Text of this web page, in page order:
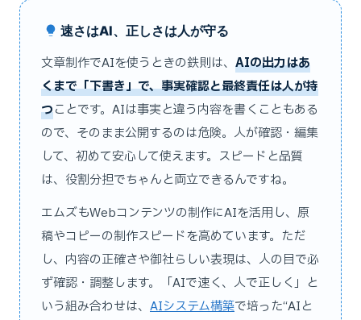
速さはAI、正しさは人が守る
文章制作でAIを使うときの鉄則は、 AIの出力はあ
くまで「下書き」で、事実確認と最終責任は人が持
つことです。AIは事実と違う内容を書くこともある
ので、そのまま公開するのは危険。人が確認・編集
して、初めて安心して使えます。スピードと品質
は、役割分担でちゃんと両立できるんですね。
エムズもWebコンテンツの制作にAIを活用し、原
稿やコピーの制作スピードを高めています。ただ
し、内容の正確さや御社らしい表現は、人の目で必
ず確認・調整します。「AIで速く、人で正しく」と
いう組み合わせは、 AIシステム構築で培った“AIと